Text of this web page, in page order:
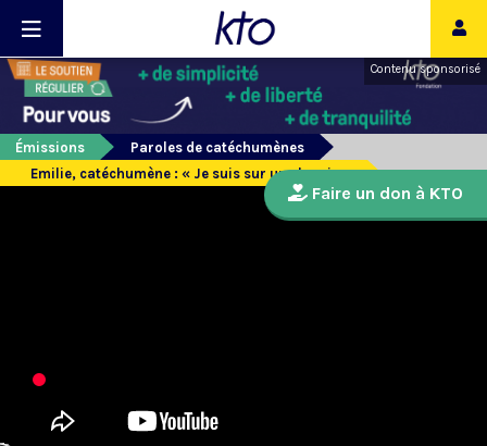
Contenu sponsorisé
Émissions
Paroles de catéchumènes
Emilie, catéchumène : « Je suis sur un chemin »
Faire un don à KTO